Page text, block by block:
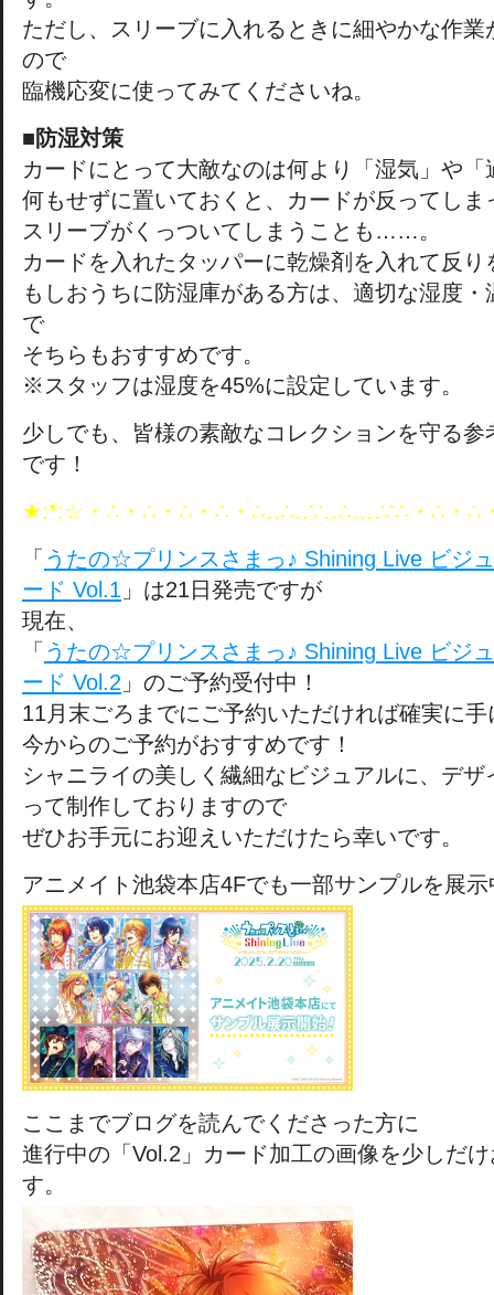
ただし、スリーブに入れるときに細やかな作
ので
臨機応変に使ってみてくださいね。
■防湿対策
カードにとって大敵なのは何より「湿気」や
何もせずに置いておくと、カードが反ってしま
スリーブがくっついてしまうことも……。
カードを入れたタッパーに乾燥剤を入れて反り
もしおうちに防湿庫がある方は、適切な湿度
で
そちらもおすすめです。
※スタッフは湿度を45%に設定しています。
少しでも、皆様の素敵なコレクションを守る
です！
★:*:☆・∴・∴・∴・∴・∴‥∴‥∵‥∴‥‥∵∴・∴・∴
「 うたの☆プリンスさまっ♪ Shining Live ビジ
ード Vol.1 」は21日発売ですが
現在、
「 うたの☆プリンスさまっ♪ Shining Live ビジ
ード Vol.2 」のご予約受付中！
11月末ごろまでにご予約いただければ確実に
今からのご予約がおすすめです！
シャニライの美しく繊細なビジュアルに、デ
って制作しておりますので
ぜひお手元にお迎えいただけたら幸いです。
アニメイト池袋本店4Fでも一部サンプルを展
ここまでブログを読んでくださった方に
進行中の「Vol.2」カード加工の画像を少しだ
す。